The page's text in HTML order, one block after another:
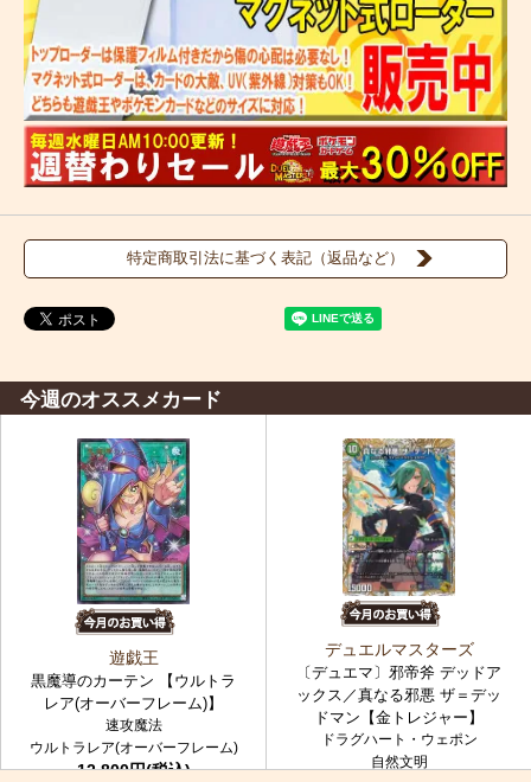
特定商取引法に基づく表記（返品など）
今週のオススメカード
遊戯王
黒魔導のカーテン 【ウルトラ
レア(オーバーフレーム)】
速攻魔法
ウルトラレア(オーバーフレーム)
12,800円(税込)
デュエルマスターズ
〔デュエマ〕邪帝斧 デッドア
ックス／真なる邪悪 ザ＝デッ
ドマン【金トレジャー】
ドラグハート・ウェポン
自然文明